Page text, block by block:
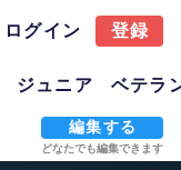
ログイン 登録
ジュニア ベテラ
編集する
どなたでも編集できます